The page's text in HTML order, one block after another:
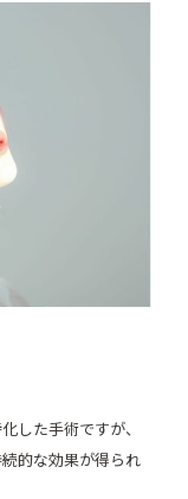
した手術ですが、
的な効果が得られ